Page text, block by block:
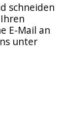
schneiden
E-Mail an
unter